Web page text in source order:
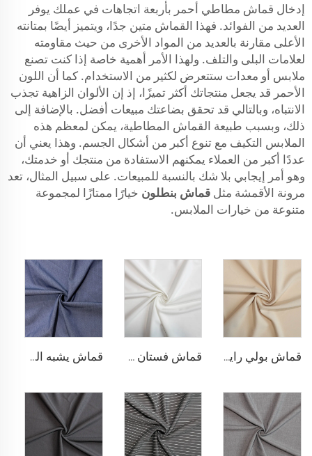
إدخال قماش مطاطي أحمر بأربعة اتجاهات في عملك يوفر
العديد من الفوائد. فهذا القماش متين جدًا، ويتميز أيضًا بمتانته
الأعلى مقارنة بالعديد من المواد الأخرى من حيث مقاومته
لعلامات البلى والتلف. ولهذا الأمر أهمية خاصة إذا كنت تصنع
ملابس أو معدات ستتعرض لكثير من الاستخدام. كما أن اللون
الأحمر قد يجعل منتجاتك أكثر تميزًا، إذ إن الألوان الزاهية تجذب
الانتباه، وبالتالي قد تحقق بضاعتك مبيعات أفضل. بالإضافة إلى
ذلك، وبسبب طبيعة القماش المطاطية، يمكن لمعظم هذه
الملابس التكيف مع تنوع أكبر من أشكال الجسم. وهذا يعني أن
عددًا أكبر من العملاء يمكنهم الاستفادة من منتجك أو خدمتك،
وهو أمر إيجابي بلا شك بالنسبة للمبيعات. على سبيل المثال، تعد
مرونة الأقمشة مثل قماش بنطلون خيارًا ممتازًا لمجموعة
متنوعة من خيارات الملابس.
قماش بولي رايون لسترة البلازر قماش فستان مطاطي من البوليستر والرايون قماش يشبه الدنيم من البوليستر والرايون